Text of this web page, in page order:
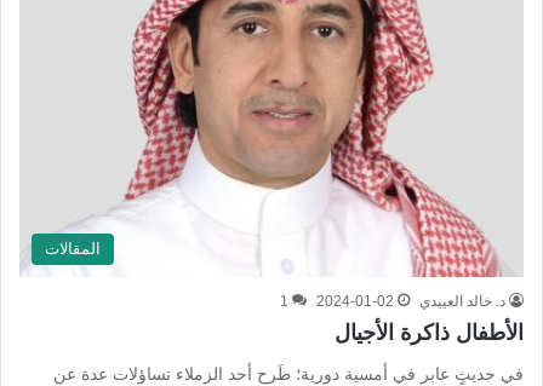
المقالات
د. خالد العييدي 2024-01-02
1
الأطفال ذاكرة الأجيال
في حديثٍ عابر في أمسية دورية؛ طَرح أحد الزملاء تساؤلات عدة عن